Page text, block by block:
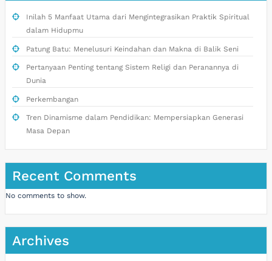
Inilah 5 Manfaat Utama dari Mengintegrasikan Praktik Spiritual
dalam Hidupmu
Patung Batu: Menelusuri Keindahan dan Makna di Balik Seni
Pertanyaan Penting tentang Sistem Religi dan Peranannya di
Dunia
Perkembangan
Tren Dinamisme dalam Pendidikan: Mempersiapkan Generasi
Masa Depan
Recent Comments
No comments to show.
Archives